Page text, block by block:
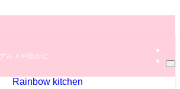
ルメや誰かに教えたくなっちゃう秘密のグルメ情報
Rainbow kitchen